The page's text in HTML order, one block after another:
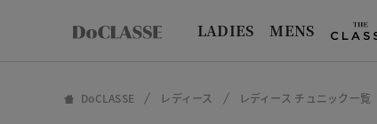
LADIES MENS
DoCLASSE レディース レディース チュニック一覧